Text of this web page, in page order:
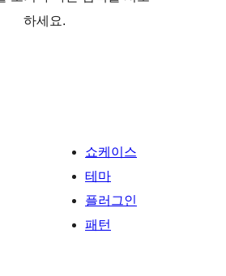
하세요.
쇼케이스
테마
플러그인
패턴